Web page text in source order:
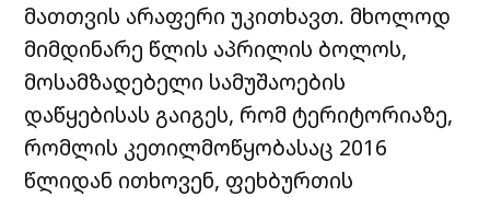
მათთვის არაფერი უკითხავთ. მხოლოდ
მიმდინარე წლის აპრილის ბოლოს,
მოსამზადებელი სამუშაოების
დაწყებისას გაიგეს, რომ ტერიტორიაზე,
რომლის კეთილმოწყობასაც 2016
წლიდან ითხოვენ, ფეხბურთის